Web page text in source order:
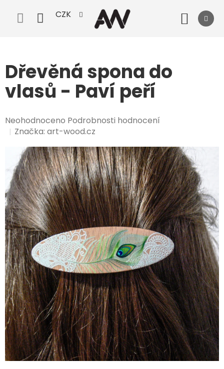
obsah
CZK
Dřevěná spona do
vlasů - Paví peří
Průměrné
hodnocení
0,0
5
hvězdiček.
Neohodnoceno Podrobnosti hodnocení
Značka:art-wood.cz